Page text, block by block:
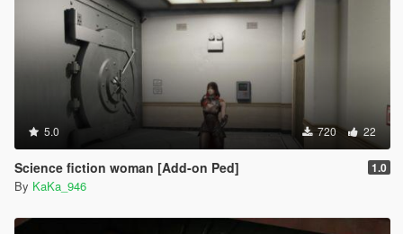
5.0 720 22
Science fiction woman [Add-on Ped] 1.0
By KaKa_946